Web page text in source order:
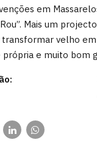
em
Rou”. Mais um
transformar velho
própria e muito bom